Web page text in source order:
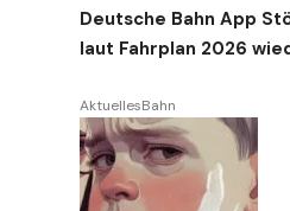
Deutsche Bahn App
laut Fahrplan 2026
AktuellesBahn